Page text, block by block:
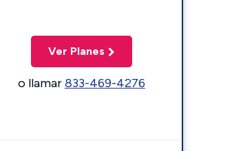
Ver Planes
o llamar833-469-4276